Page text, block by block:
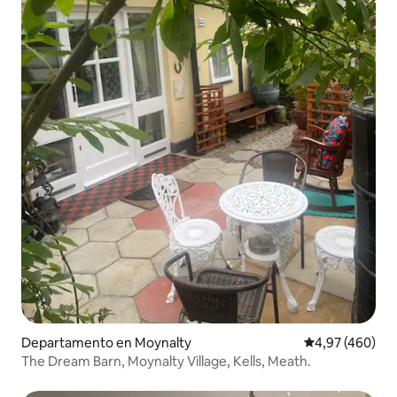
Departamento en Moynalty Calificación
4,97 (460)
The Dream Barn, Moynalty Village, Kells, Meath.